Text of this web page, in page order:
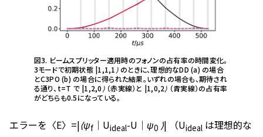
図3. ビームスプリッター適用時のフォノンの占有率の時間変化。
3モードで初期状態 |1,1,1⟩のときに、理想的なDD (a) の場合
とC3PO (b) の場合に得られた結果。いずれの場合も、期待され
る通り、 t=T で |1,2,0⟩（赤実線）と |1,0,2⟩ （青実線）の占有率
がどちらも0.5になっている。
エラーを 〈E〉=|⟨ψf │Uideal-U│ψ0 ⟩| （Uideal は理想的な